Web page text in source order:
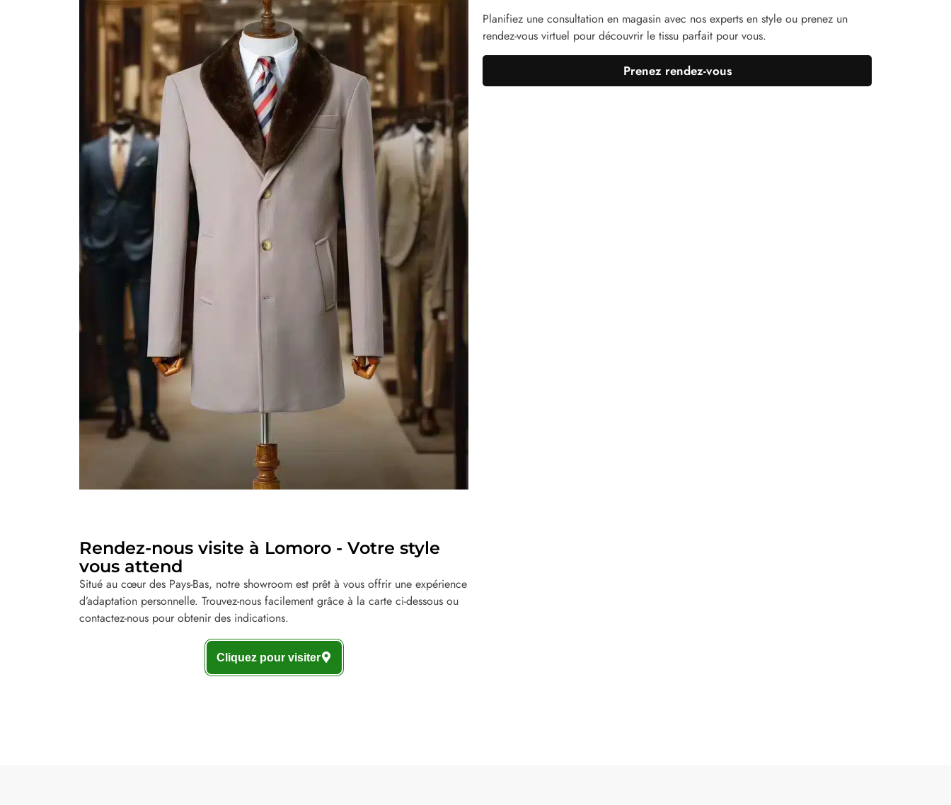
Planifiez une consultation en magasin avec nos experts en style ou prenez un
rendez-vous virtuel pour découvrir le tissu parfait pour vous.
Prenez rendez-vous
Rendez-nous visite à Lomoro - Votre style
vous attend
Situé au cœur des Pays-Bas, notre showroom est prêt à vous offrir une expérience
d’adaptation personnelle. Trouvez-nous facilement grâce à la carte ci-dessous ou
contactez-nous pour obtenir des indications.
Cliquez pour visiter